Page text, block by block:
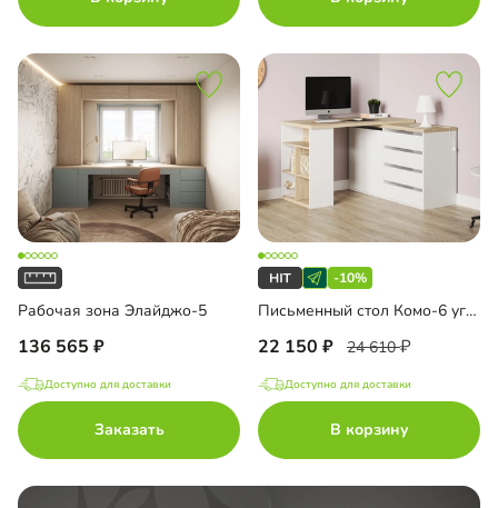
Рабочая зона Элайджо-5
136 565
Доступно для доставки
Заказать
-10%
Письменный стол Комо-6 угловой
22 150 24 610
Доступно для доставки
В корзину